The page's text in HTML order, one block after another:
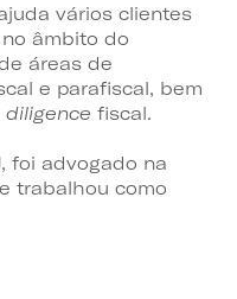
vários clientes
âmbito do
áreas de
e parafiscal, bem
diligence fiscal.
foi advogado na
trabalhou como